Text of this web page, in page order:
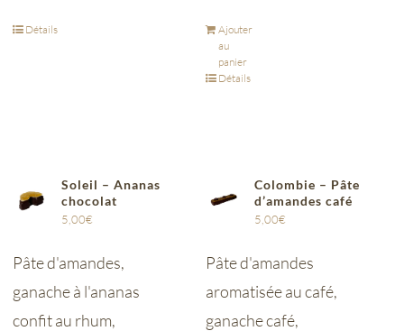
Détails
Ajouter
au
panier
Détails
Soleil – Ananas
chocolat
5,00€
Pâte d'amandes,
ganache à l'ananas
confit au rhum,
Colombie – Pâte
d’amandes café
5,00€
Pâte d'amandes
aromatisée au café,
ganache café,